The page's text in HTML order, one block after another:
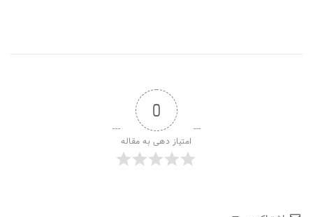
0
امتیاز دهی به مقاله